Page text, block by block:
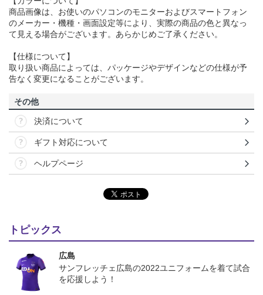
商品画像は、お使いのパソコンのモニターおよびスマートフォン
のメーカー・機種・画面設定等により、実際の商品の色と異なっ
て見える場合がございます。あらかじめご了承ください。
【仕様について】
取り扱い商品によっては、パッケージやデザインなどの仕様が予
告なく変更になることがございます。
その他
決済について
ギフト対応について
ヘルプページ
トピックス
広島
サンフレッチェ広島の2022ユニフォームを着て試合
を応援しよう！